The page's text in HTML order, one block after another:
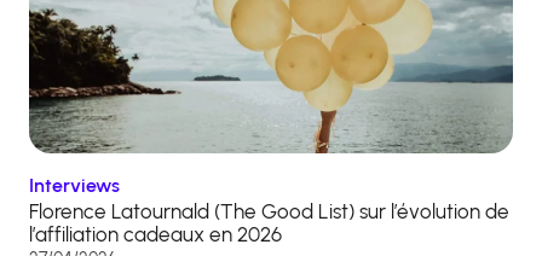
Interviews
Florence Latournald (The Good List) sur l’évolution de
l’affiliation cadeaux en 2026